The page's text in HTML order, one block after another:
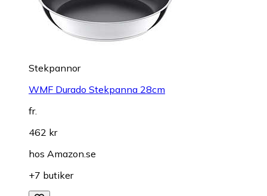
Stekpannor
WMF Durado Stekpanna 28cm
fr.
462 kr
hos Amazon.se
+7 butiker